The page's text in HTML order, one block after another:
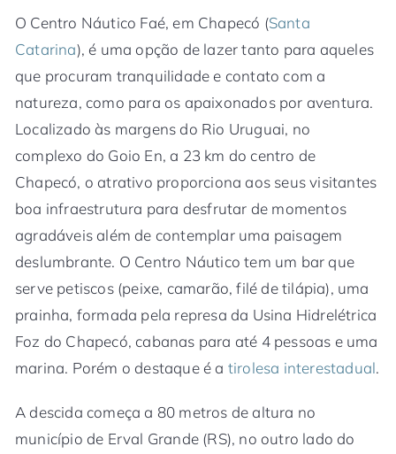
O Centro Náutico Faé, em Chapecó (Santa
Catarina), é uma opção de lazer tanto para aqueles
que procuram tranquilidade e contato com a
natureza, como para os apaixonados por aventura.
Localizado às margens do Rio Uruguai, no
complexo do Goio En, a 23 km do centro de
Chapecó, o atrativo proporciona aos seus visitantes
boa infraestrutura para desfrutar de momentos
agradáveis além de contemplar uma paisagem
deslumbrante. O Centro Náutico tem um bar que
serve petiscos (peixe, camarão, filé de tilápia), uma
prainha, formada pela represa da Usina Hidrelétrica
Foz do Chapecó, cabanas para até 4 pessoas e uma
marina. Porém o destaque é a tirolesa interestadual.
A descida começa a 80 metros de altura no
município de Erval Grande (RS), no outro lado do